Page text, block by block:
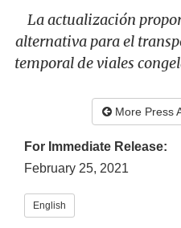
La actualización
alternativa para el
temporal de viales
More Press
For Immediate Release:
February 25, 2021
English